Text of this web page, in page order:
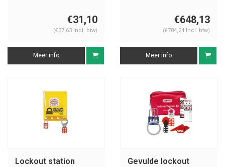
€31,10
(€37,63 Incl. btw)
Meer info
€648,13
(€784,24 Incl. btw)
Meer info
Lockout station Gevulde lockout